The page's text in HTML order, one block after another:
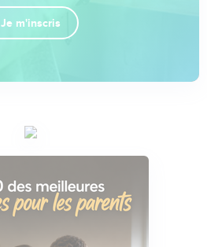
Je m'inscris